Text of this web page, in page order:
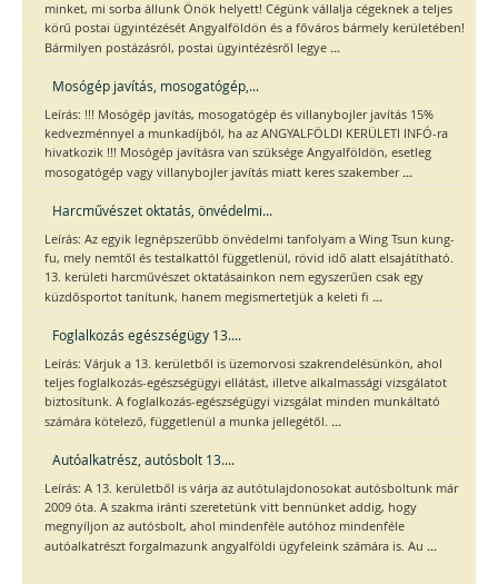
minket, mi sorba állunk Önök helyett! Cégünk vállalja cégeknek a teljes
körű postai ügyintézését Angyalföldön és a főváros bármely kerületében!
Bármilyen postázásról, postai ügyintézésről legye ...
Mosógép javítás, mosogatógép,...
Leírás: !!! Mosógép javítás, mosogatógép és villanybojler javítás 15%
kedvezménnyel a munkadíjból, ha az ANGYALFÖLDI KERÜLETI INFÓ-ra
hivatkozik !!! Mosógép javításra van szüksége Angyalföldön, esetleg
mosogatógép vagy villanybojler javítás miatt keres szakember...
Harcművészet oktatás, önvédelmi...
Leírás: Az egyik legnépszerűbb önvédelmi tanfolyam a Wing Tsun kung-
fu, mely nemtől és testalkattól függetlenül, rövid idő alatt elsajátítható.
13. kerületi harcművészet oktatásainkon nem egyszerűen csak egy
küzdősportot tanítunk, hanem megismertetjük a keleti fi ...
Foglalkozás egészségügy 13....
Leírás: Várjuk a 13. kerületből is üzemorvosi szakrendelésünkön, ahol
teljes foglalkozás-egészségügyi ellátást, illetve alkalmassági vizsgálatot
biztosítunk. A foglalkozás-egészségügyi vizsgálat minden munkáltató
számára kötelező, függetlenül a munka jellegétől. ...
Autóalkatrész, autósbolt 13....
Leírás: A 13. kerületből is várja az autótulajdonosokat autósboltunk már
2009 óta. A szakma iránti szeretetünk vitt bennünket addig, hogy
megnyíljon az autósbolt, ahol mindenféle autóhoz mindenféle
autóalkatrészt forgalmazunk angyalföldi ügyfeleink számára is. Au ...